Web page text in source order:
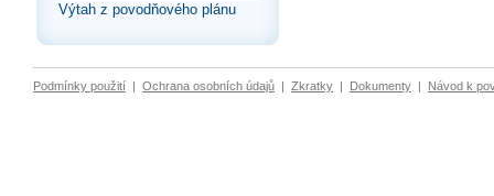
Výtah z povodňového plánu
Podmínky použití | Ochrana osobních údajů | Zkratky | Dokumenty | Návod k